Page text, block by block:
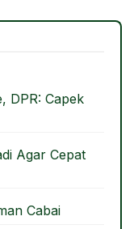
DPR: Capek
Agar Cepat
Cabai